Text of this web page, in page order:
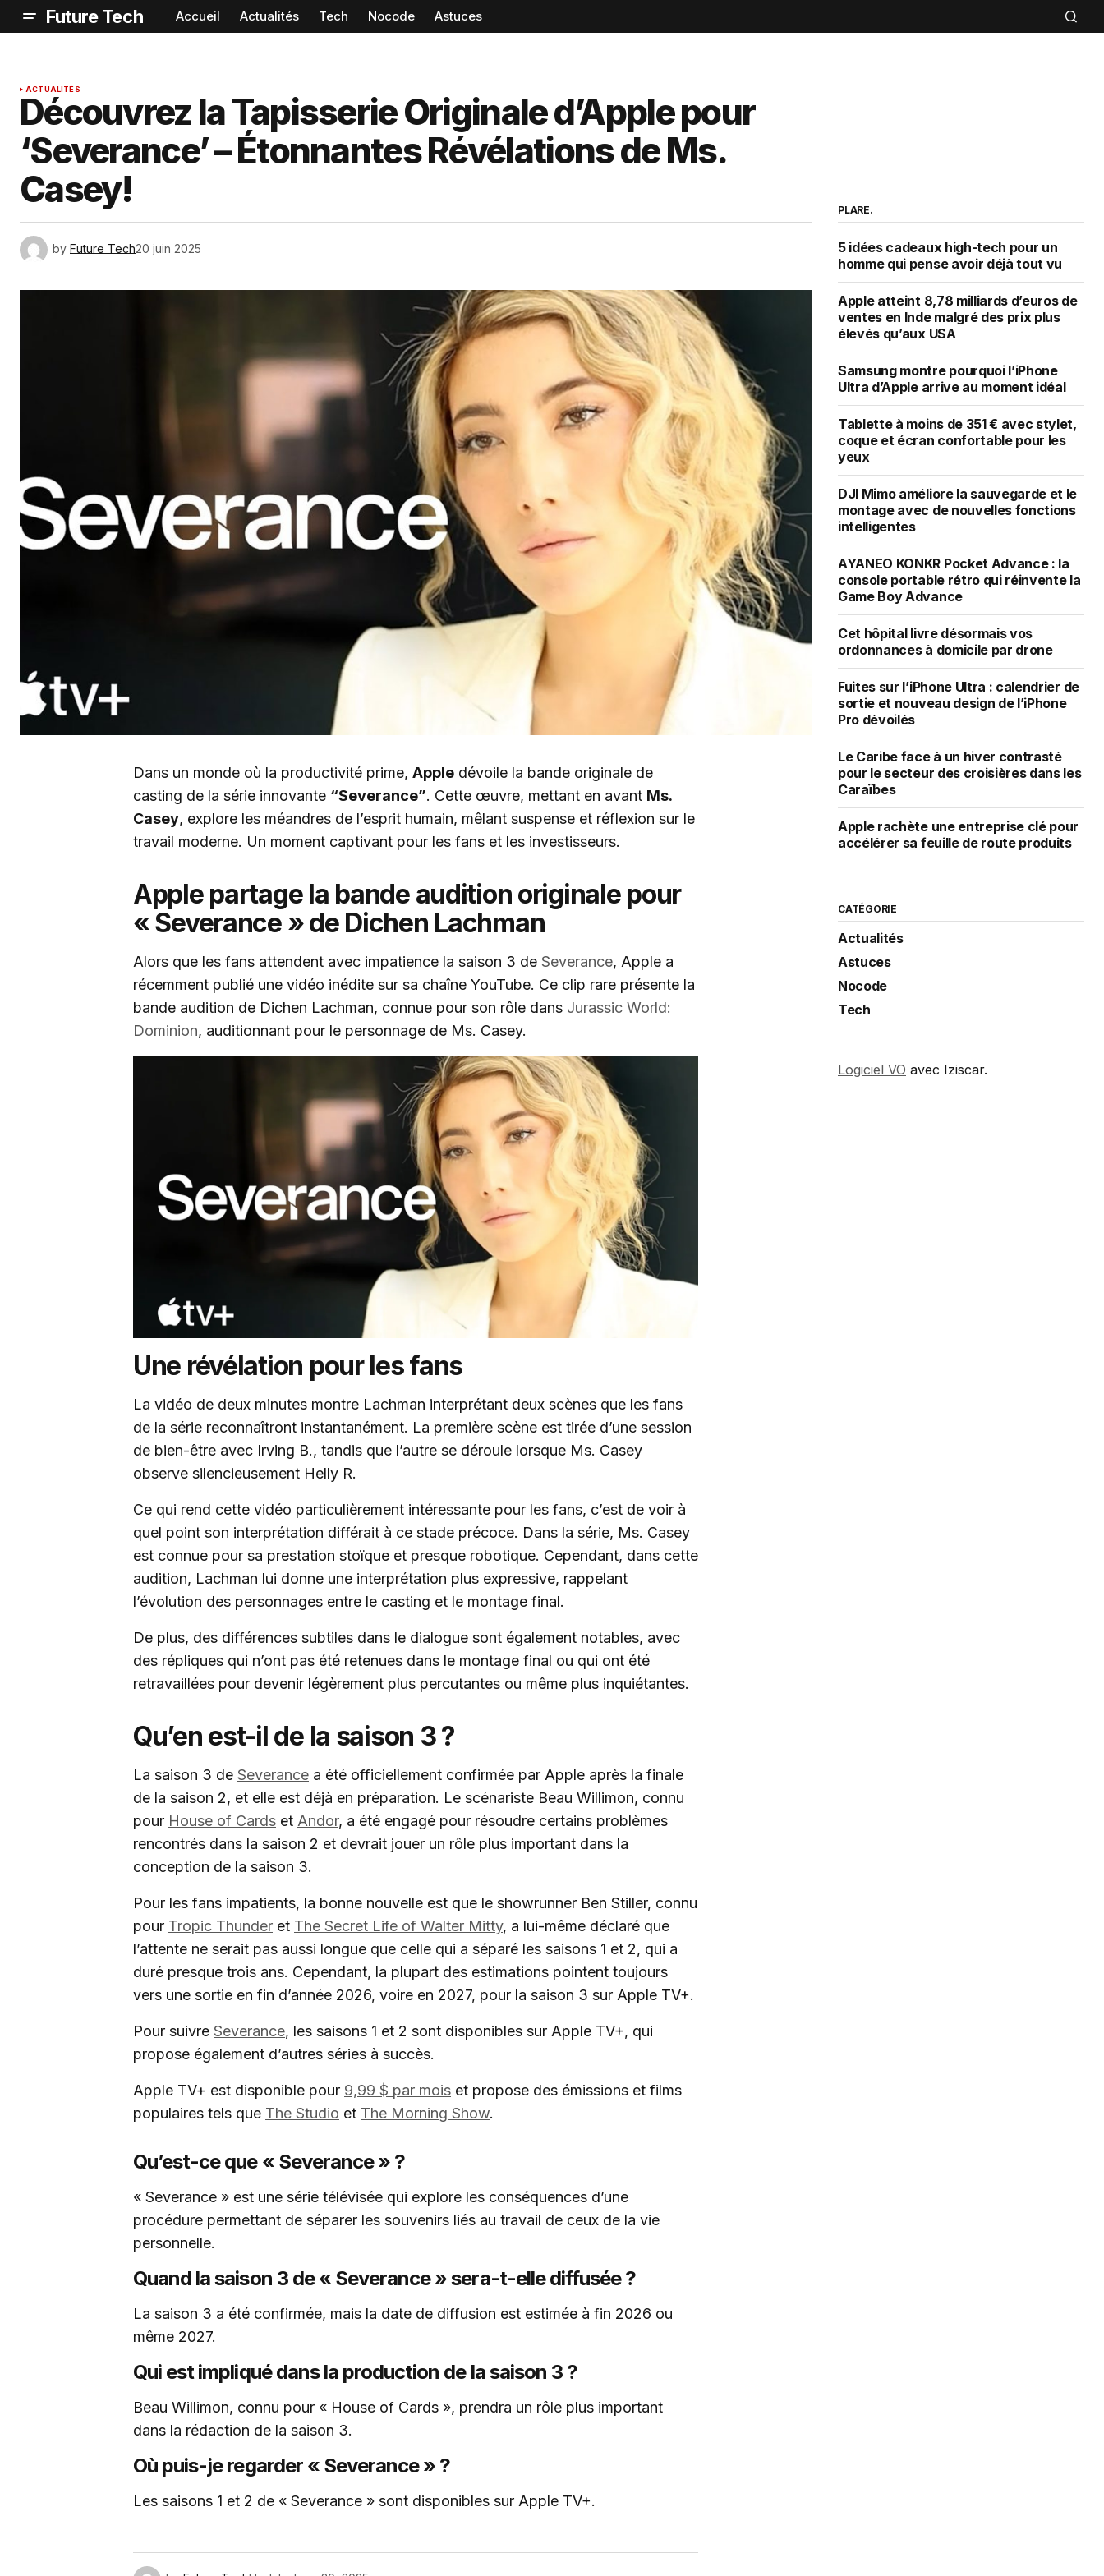
Future Tech Accueil Actualités Tech Nocode Astuces
ACTUALITÉS
Découvrez la Tapisserie Originale d’Apple pour
‘Severance’ – Étonnantes Révélations de Ms.
Casey!
by Future Tech20 juin 2025
Dans un monde où la productivité prime, Apple dévoile la bande originale de
casting de la série innovante “Severance”. Cette œuvre, mettant en avant Ms.
Casey, explore les méandres de l’esprit humain, mêlant suspense et réflexion sur le
travail moderne. Un moment captivant pour les fans et les investisseurs.
Apple partage la bande audition originale pour
« Severance » de Dichen Lachman
Alors que les fans attendent avec impatience la saison 3 de Severance, Apple a
récemment publié une vidéo inédite sur sa chaîne YouTube. Ce clip rare présente la
bande audition de Dichen Lachman, connue pour son rôle dans Jurassic World:
Dominion, auditionnant pour le personnage de Ms. Casey.
Une révélation pour les fans
La vidéo de deux minutes montre Lachman interprétant deux scènes que les fans
de la série reconnaîtront instantanément. La première scène est tirée d’une session
de bien-être avec Irving B., tandis que l’autre se déroule lorsque Ms. Casey
observe silencieusement Helly R.
Ce qui rend cette vidéo particulièrement intéressante pour les fans, c’est de voir à
quel point son interprétation différait à ce stade précoce. Dans la série, Ms. Casey
est connue pour sa prestation stoïque et presque robotique. Cependant, dans cette
audition, Lachman lui donne une interprétation plus expressive, rappelant
l’évolution des personnages entre le casting et le montage final.
De plus, des différences subtiles dans le dialogue sont également notables, avec
des répliques qui n’ont pas été retenues dans le montage final ou qui ont été
retravaillées pour devenir légèrement plus percutantes ou même plus inquiétantes.
Qu’en est-il de la saison 3 ?
La saison 3 de Severance a été officiellement confirmée par Apple après la finale
de la saison 2, et elle est déjà en préparation. Le scénariste Beau Willimon, connu
pour House of Cards et Andor, a été engagé pour résoudre certains problèmes
rencontrés dans la saison 2 et devrait jouer un rôle plus important dans la
conception de la saison 3.
Pour les fans impatients, la bonne nouvelle est que le showrunner Ben Stiller, connu
pour Tropic Thunder et The Secret Life of Walter Mitty, a lui-même déclaré que
l’attente ne serait pas aussi longue que celle qui a séparé les saisons 1 et 2, qui a
duré presque trois ans. Cependant, la plupart des estimations pointent toujours
vers une sortie en fin d’année 2026, voire en 2027, pour la saison 3 sur Apple TV+.
Pour suivre Severance, les saisons 1 et 2 sont disponibles sur Apple TV+, qui
propose également d’autres séries à succès.
Apple TV+ est disponible pour 9,99 $ par mois et propose des émissions et films
populaires tels que The Studio et The Morning Show.
Qu’est-ce que « Severance » ?
« Severance » est une série télévisée qui explore les conséquences d’une
procédure permettant de séparer les souvenirs liés au travail de ceux de la vie
personnelle.
Quand la saison 3 de « Severance » sera-t-elle diffusée ?
La saison 3 a été confirmée, mais la date de diffusion est estimée à fin 2026 ou
même 2027.
Qui est impliqué dans la production de la saison 3 ?
Beau Willimon, connu pour « House of Cards », prendra un rôle plus important
dans la rédaction de la saison 3.
Où puis-je regarder « Severance » ?
Les saisons 1 et 2 de « Severance » sont disponibles sur Apple TV+.
PLARE.
5 idées cadeaux high-tech pour un
homme qui pense avoir déjà tout vu
Apple atteint 8,78 milliards d’euros de
ventes en Inde malgré des prix plus
élevés qu’aux USA
Samsung montre pourquoi l’iPhone
Ultra d’Apple arrive au moment idéal
Tablette à moins de 351 € avec stylet,
coque et écran confortable pour les
yeux
DJI Mimo améliore la sauvegarde et le
montage avec de nouvelles fonctions
intelligentes
AYANEO KONKR Pocket Advance : la
console portable rétro qui réinvente la
Game Boy Advance
Cet hôpital livre désormais vos
ordonnances à domicile par drone
Fuites sur l’iPhone Ultra : calendrier de
sortie et nouveau design de l’iPhone
Pro dévoilés
Le Caribe face à un hiver contrasté
pour le secteur des croisières dans les
Caraïbes
Apple rachète une entreprise clé pour
accélérer sa feuille de route produits
CATÉGORIE
Actualités
Astuces
Nocode
Tech
Logiciel VO avec Iziscar.